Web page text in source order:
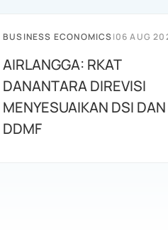
BUSINESS ECONOMICS|06 AUG
AIRLANGGA: RKAT
DANANTARA DIREVISI
MENYESUAIKAN DSI DAN
DDMF